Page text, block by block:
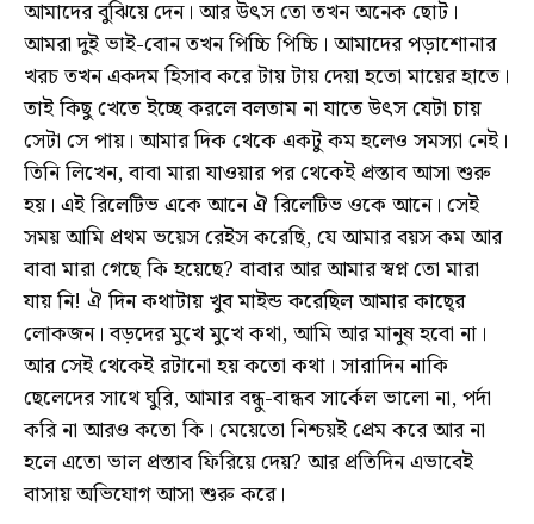
আমাদের বুঝিয়ে দেন। আর উৎস তো তখন অনেক ছোট।
আমরা দুই ভাই-বোন তখন পিচ্চি পিচ্চি। আমাদের পড়াশোনার
খরচ তখন একদম হিসাব করে টায় টায় দেয়া হতো মায়ের হাতে।
তাই কিছু খেতে ইচ্ছে করলে বলতাম না যাতে উৎস যেটা চায়
সেটা সে পায়। আমার দিক থেকে একটু কম হলেও সমস্যা নেই।
তিনি লিখেন, বাবা মারা যাওয়ার পর থেকেই প্রস্তাব আসা শুরু
হয়। এই রিলেটিভ একে আনে ঐ রিলেটিভ ওকে আনে। সেই
সময় আমি প্রথম ভয়েস রেইস করেছি, যে আমার বয়স কম আর
বাবা মারা গেছে কি হয়েছে? বাবার আর আমার স্বপ্ন তো মারা
যায় নি! ঐ দিন কথাটায় খুব মাইন্ড করেছিল আমার কাছে্র
লোকজন। বড়দের মুখে মুখে কথা, আমি আর মানুষ হবো না।
আর সেই থেকেই রটানো হয় কতো কথা। সারাদিন নাকি
ছেলেদের সাথে ঘুরি, আমার বন্ধু-বান্ধব সার্কেল ভালো না, পর্দা
করি না আরও কতো কি। মেয়েতো নিশ্চয়ই প্রেম করে আর না
হলে এতো ভাল প্রস্তাব ফিরিয়ে দেয়? আর প্রতিদিন এভাবেই
বাসায় অভিযোগ আসা শুরু করে।